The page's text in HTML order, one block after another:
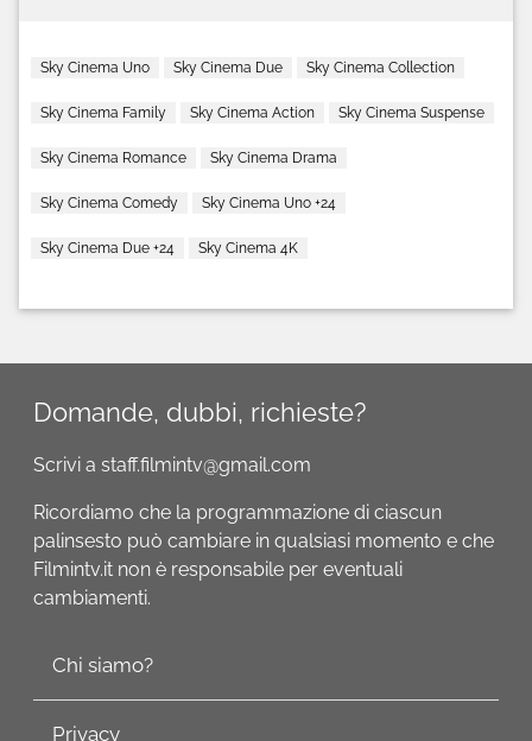
Sky Cinema Uno Sky Cinema Due Sky Cinema Collection
Sky Cinema Family Sky Cinema Action Sky Cinema Suspense
Sky Cinema Romance Sky Cinema Drama
Sky Cinema Comedy Sky Cinema Uno +24
Sky Cinema Due +24 Sky Cinema 4K
Domande, dubbi, richieste?
Scrivi a staff.filmintv@gmail.com
Ricordiamo che la programmazione di ciascun
palinsesto può cambiare in qualsiasi momento e che
Filmintv.it non è responsabile per eventuali
cambiamenti.
Chi siamo?
Privacy